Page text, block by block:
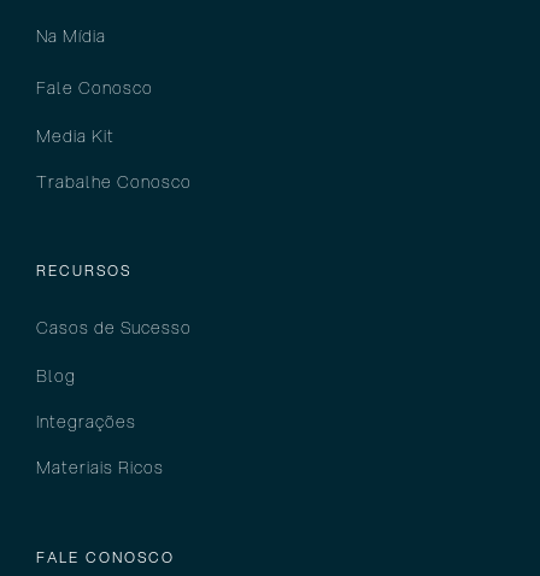
Na Mídia
Fale Conosco
Media Kit
Trabalhe Conosco
RECURSOS
Casos de Sucesso
Blog
Integrações
Materiais Ricos
FALE CONOSCO